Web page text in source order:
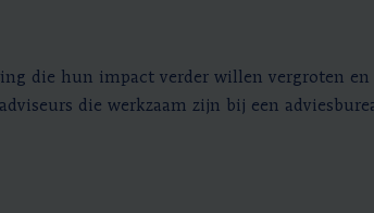
die hun impact verder willen vergroten
die werkzaam zijn bij een